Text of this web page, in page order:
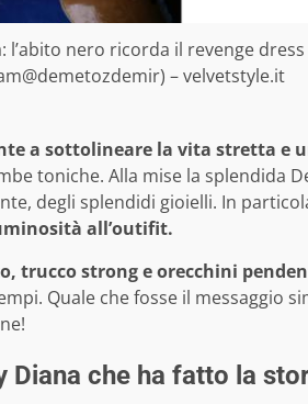
l’abito nero ricorda il revenge
– velvetstyle.it
a sottolineare la vita stretta e
toniche. Alla mise la splendida
degli splendidi gioielli. In
all’outifit.
trucco strong e orecchini
Quale che fosse il messaggio
Diana che ha fatto la